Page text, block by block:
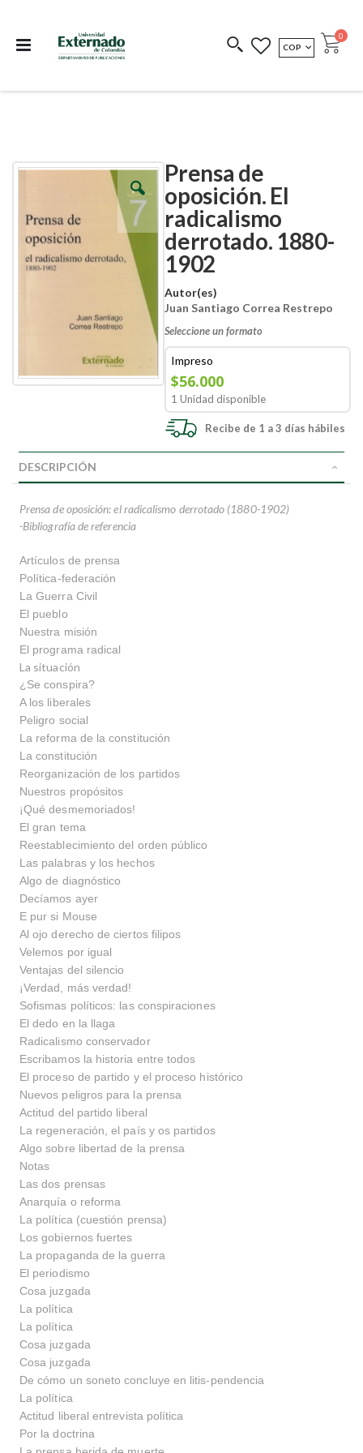
COEDICIONES REDIMIR CÓDIGO
MONEDA
COP Cart
0
Prensa de
oposición. El
radicalismo
derrotado. 1880-
1902
Autor(es)
Juan Santiago Correa Restrepo
Seleccione un formato
Impreso
$56.000
1 Unidad disponible
Recibe de 1 a 3 días hábiles
Skip
end
the
images
gallery
Skip
beginning
the
images
gallery
DESCRIPCIÓN
Prensa de oposición: el radicalismo derrotado (1880-1902)
-Bibliografía de referencia
Artículos de prensa
Política-federación
La Guerra Civil
El pueblo
Nuestra misión
El programa radical
La situación
¿Se conspira?
A los liberales
Peligro social
La reforma de la constitución
La constitución
Reorganización de los partidos
Nuestros propósitos
¡Qué desmemoriados!
El gran tema
Reestablecimiento del orden público
Las palabras y los hechos
Algo de diagnóstico
Decíamos ayer
E pur si Mouse
Al ojo derecho de ciertos filipos
Velemos por igual
Ventajas del silencio
¡Verdad, más verdad!
Sofismas políticos: las conspiraciones
El dedo en la llaga
Radicalismo conservador
Escribamos la historia entre todos
El proceso de partido y el proceso histórico
Nuevos peligros para la prensa
Actitud del partido liberal
La regeneración, el país y os partidos
Algo sobre libertad de la prensa
Notas
Las dos prensas
Anarquía o reforma
La política (cuestión prensa)
Los gobiernos fuertes
La propaganda de la guerra
El periodismo
Cosa juzgada
La política
La política
Cosa juzgada
Cosa juzgada
De cómo un soneto concluye en litis-pendencia
La política
Actitud liberal entrevista política
Por la doctrina